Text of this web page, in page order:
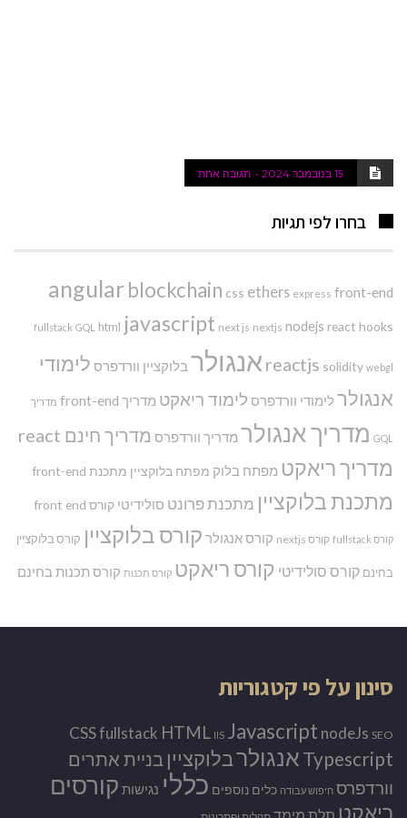
15 בנובמבר 2024 תגובה אחת
בחרו לפי תגיות
angularblockchain css ethers express front-end
fullstack GQL html javascript next js nextjs nodejs react hooks
reactjs solidity webgl אנגולר בלוקציין וורדפרס לימודי
אנגולר לימודי וורדפרס לימוד ריאקט מדריך front-end מדריך
GQL מדריך אנגולר מדריך וורדפרס מדריך חינם react
מדריך ריאקט מפתח בלוק מפתח בלוקציין מתכנת front-end
מתכנת בלוקציין מתכנת פרונט סולידיטי קורס front end
קורס fullstack קורס nextjs קורס אנגולר קורס בלוקציין קורס בלוקציין
בחינם קורס סולידיטי קורס ריאקט קורס תכנות קורס תכנות בחינם
סינון על פי קטגוריות
CSSfullstack HTML IIS Javascript nodeJs SEO
Typescript אנגולרבלוקציין בניית אתרים
וורדפרס חיפוש עבודה כלים נוספים כללי נגישות קורסים
ריאקט